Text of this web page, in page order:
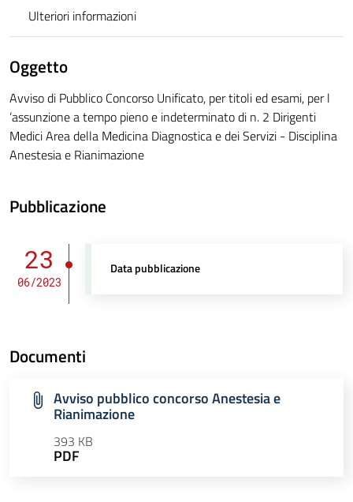
Ulteriori informazioni
Oggetto
Avviso di Pubblico Concorso Unificato, per titoli ed esami, per l
’assunzione a tempo pieno e indeterminato di n. 2 Dirigenti
Medici Area della Medicina Diagnostica e dei Servizi - Disciplina
Anestesia e Rianimazione
Pubblicazione
23
06/2023
Data pubblicazione
Documenti
Avviso pubblico concorso Anestesia e
Rianimazione
393 KB
PDF